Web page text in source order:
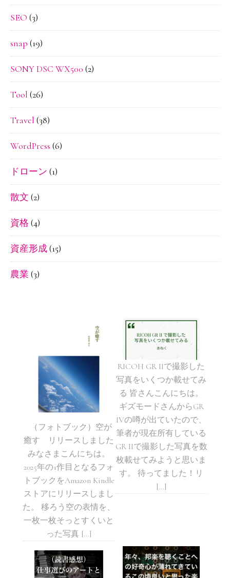
SEO (3)
snap (19)
SONY DSC WX500 (2)
Tool (26)
Travel (38)
WordPress (6)
ドローン (1)
散文 (2)
資格 (4)
資産形成(15)
農業 (3)
（フォトブック）空が
癒す リリースしました
みなさまこんにちは。
2025年の1作目となるフォ
トブックをAmazon Kindle
ストアにリリースしまし
た。 移ろう空の表情を、
一枚一枚そっとすくいと
った写真 […]
RICOH GR IIで撮影した
写真をいくつか載せてみ
る 皆さんこんにちは。
ギズモードさんからGR
IVの噂が出ていたので、
筆者が現在所有している
GR IIで撮影した写真を数
枚載せてみようと思いま
す。 待ってました！リ
[…]